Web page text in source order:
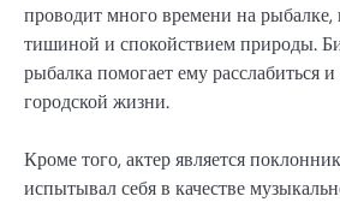
проводит много времени на рыбалке,
тишиной и спокойствием природы.
рыбалка помогает ему расслабиться
городской жизни.
Кроме того, актер является
испытывал себя в качестве